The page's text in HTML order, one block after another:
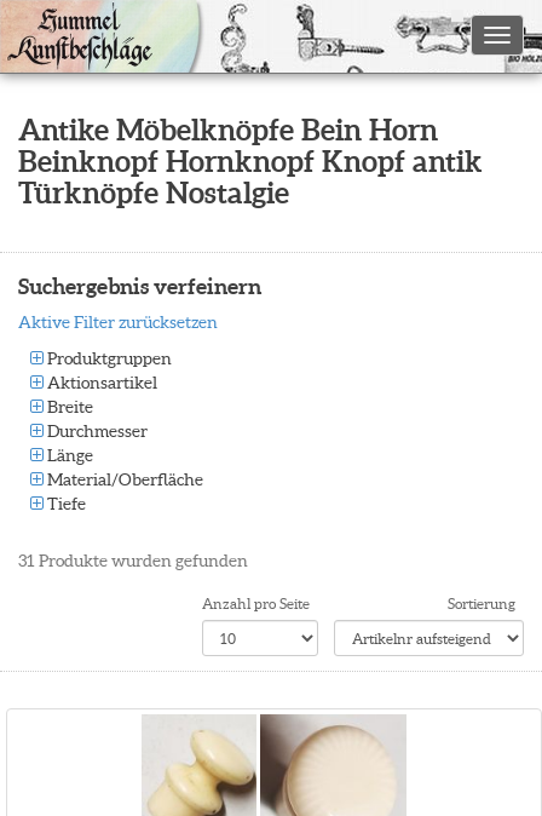
Antike Möbelknöpfe Bein Horn
Beinknopf Hornknopf Knopf antik
Türknöpfe Nostalgie
Suchergebnis verfeinern
Aktive Filter zurücksetzen
Produktgruppen
Aktionsartikel
Breite
Durchmesser
Länge
Material/Oberfläche
Tiefe
31 Produkte wurden gefunden
Anzahl pro Seite Sortierung